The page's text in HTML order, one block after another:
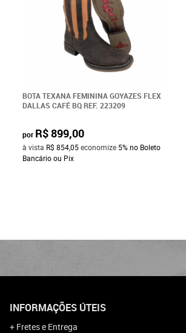
BOTA TEXANA FEMININA GOYAZES FLEX
DALLAS CAFÉ BQ REF. 223209
por R$ 899,00
à vista R$ 854,05economize 5%no Boleto
Bancário ou Pix
INFORMAÇÕES ÚTEIS
Fretes e Entrega